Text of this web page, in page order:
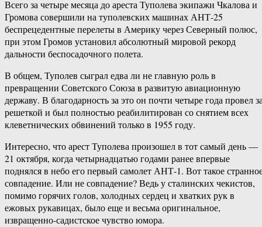
Всего за четыре месяца до ареста Туполева экипажи Чкалова и
Громова совершили на туполевских машинах АНТ-25
беспрецедентные перелеты в Америку через Северный полюс,
при этом Громов установил абсолютный мировой рекорд
дальности беспосадочного полета.
В общем, Туполев сыграл едва ли не главную роль в
превращении Советского Союза в развитую авиационную
державу. В благодарность за это он почти четыре года провел
решеткой и был полностью реабилитирован со снятием всех
клеветнических обвинений только в 1955 году.
Интересно, что арест Туполева произошел в тот самый день —
21 октября, когда четырнадцатью годами ранее впервые
поднялся в небо его первый самолет АНТ-1. Вот такое
совпадение. Или не совпадение? Ведь у сталинских чекистов,
помимо горячих голов, холодных сердец и хватких рук в
ежовых рукавицах, было еще и весьма оригинальное,
извращенно-садистское чувство юмора.